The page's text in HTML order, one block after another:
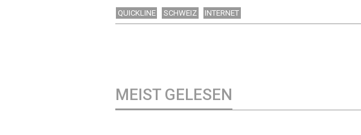
QUICKLINE SCHWEIZ INTERNET
MEIST GELESEN